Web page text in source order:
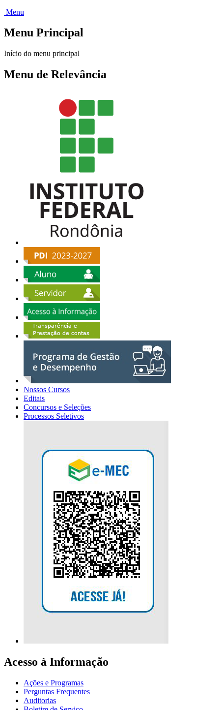
Menu
Menu Principal
Início do menu principal
Menu de Relevância
Nossos Cursos
Editais
Concursos e Seleções
Processos Seletivos
Acesso à Informação
Ações e Programas
Perguntas Frequentes
Auditorias